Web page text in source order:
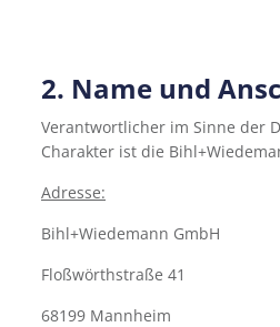
2. Name und
Verantwortlicher im Sinne der
Charakter ist die
Adresse:
Bihl+Wiedemann GmbH
Floßwörthstraße 41
68199 Mannheim